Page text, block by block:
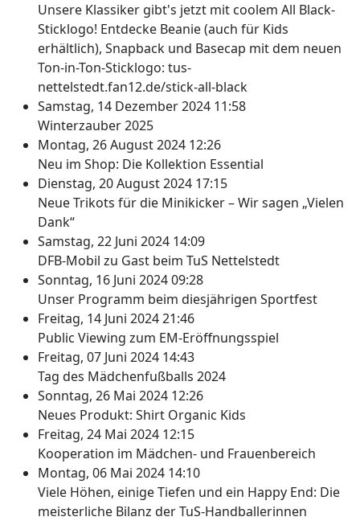
Unsere Klassiker gibt's jetzt mit coolem All Black-
Sticklogo! Entdecke Beanie (auch für Kids
erhältlich), Snapback und Basecap mit dem neuen
Ton-in-Ton-Sticklogo: tus-
nettelstedt.fan12.de/stick-all-black
Samstag, 14 Dezember 2024 11:58
Winterzauber 2025
Montag, 26 August 2024 12:26
Neu im Shop: Die Kollektion Essential
Dienstag, 20 August 2024 17:15
Neue Trikots für die Minikicker – Wir sagen „Vielen
Dank“
Samstag, 22 Juni 2024 14:09
DFB-Mobil zu Gast beim TuS Nettelstedt
Sonntag, 16 Juni 2024 09:28
Unser Programm beim diesjährigen Sportfest
Freitag, 14 Juni 2024 21:46
Public Viewing zum EM-Eröffnungsspiel
Freitag, 07 Juni 2024 14:43
Tag des Mädchenfußballs 2024
Sonntag, 26 Mai 2024 12:26
Neues Produkt: Shirt Organic Kids
Freitag, 24 Mai 2024 12:15
Kooperation im Mädchen- und Frauenbereich
Montag, 06 Mai 2024 14:10
Viele Höhen, einige Tiefen und ein Happy End: Die
meisterliche Bilanz der TuS-Handballerinnen